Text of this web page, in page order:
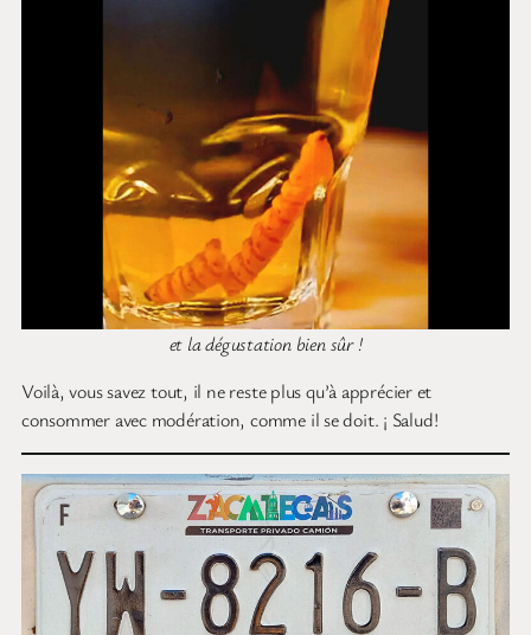
et la dégustation bien sûr !
Voilà, vous savez tout, il ne reste plus qu’à apprécier et
consommer avec modération, comme il se doit. ¡ Salud!